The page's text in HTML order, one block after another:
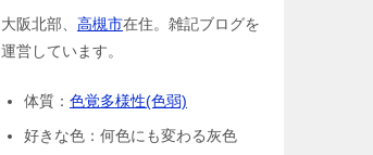
大阪北部、 高槻市在住。雑記ブログを
運営しています。
体質： 色覚多様性(色弱)
好きな色：何色にも変わる灰色